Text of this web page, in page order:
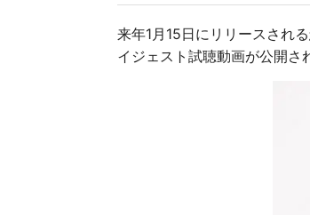
来年1月15日にリリースされ
イジェスト試聴動画が公開さ